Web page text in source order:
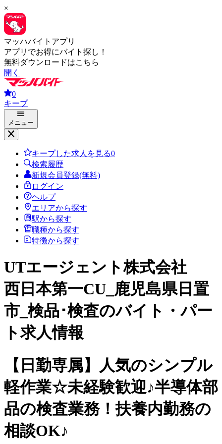
×
マッハバイトアプリ
アプリでお得にバイト探し！
無料ダウンロードはこちら
開く
0
キープ
メニュー
キープした求人を見る0
検索履歴
新規会員登録(無料)
ログイン
ヘルプ
エリアから探す
駅から探す
職種から探す
特徴から探す
UTエージェント株式会社
西日本第一CU_鹿児島県日置
市_検品･検査のバイト・パー
ト求人情報
【日勤専属】人気のシンプル
軽作業☆未経験歓迎♪半導体部
品の検査業務！扶養内勤務の
相談OK♪